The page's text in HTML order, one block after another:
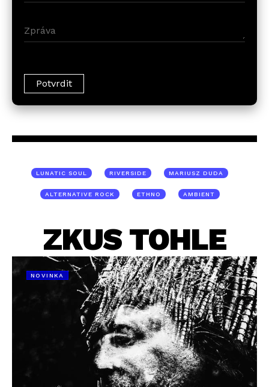
LUNATIC SOUL RIVERSIDE MARIUSZ DUDA
ALTERNATIVE ROCK ETHNO AMBIENT
ZKUS TOHLE
NOVINKA